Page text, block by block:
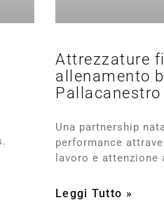
Attrezzature
allenamento
Pallacanestro
Una partnership
performance
lavoro e attenzione
Leggi Tutto »